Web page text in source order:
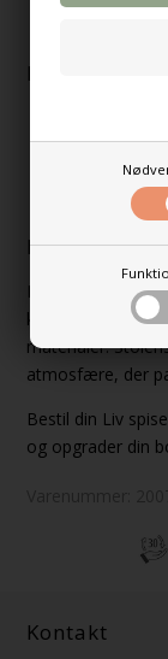
Mål
Dybde:
Bredde:
Hvorfor vælge
Liv
kombination af
materialer.
atmosfære, der
Bestil din Liv
og opgrader din
Kontakt